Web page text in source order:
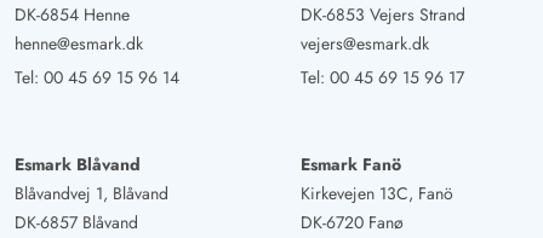
DK-6854 Henne
henne@esmark.dk
Tel: 00 45 69 15 96 14
DK-6853 Vejers Strand
vejers@esmark.dk
Tel: 00 45 69 15 96 17
Esmark Blåvand
Blåvandvej 1, Blåvand
DK-6857 Blåvand
Esmark Fanö
Kirkevejen 13C, Fanö
DK-6720 Fanø